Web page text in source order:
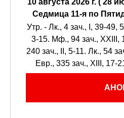
10 августа 2026 г. ( 28
Седмица 11-я по
Утр. - Лк., 4 зач., I, 39-49,
3-15. Мф., 94 зач., XXIII,
240 зач., II, 5-11. Лк., 54
Евр., 335 зач., XIII, 17-